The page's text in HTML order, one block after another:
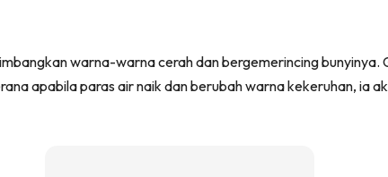
warna-warna cerah dan bergemerincing
apabila paras air naik dan berubah warna kekeruhan, ia